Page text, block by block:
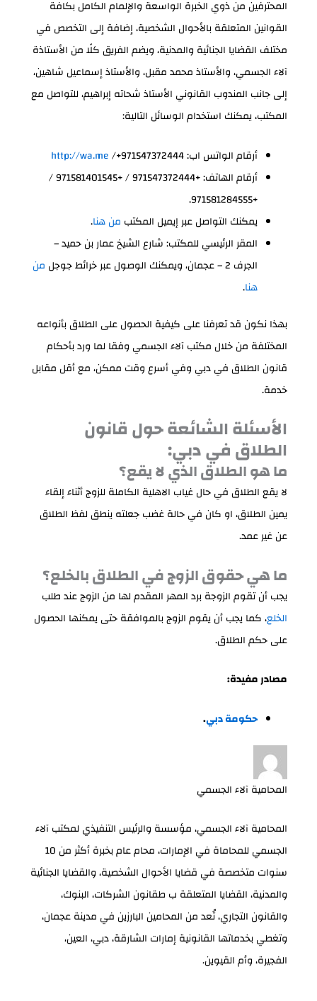
المحترفين من ذوي الخبرة الواسعة والإلمام الكامل بكافة
القوانين المتعلقة بالأحوال الشخصية، إضافة إلى التخصص في
مختلف القضايا الجنائية والمدنية، ويضم الفريق كلًا من الأستاذة
آلاء الجسمي، والأستاذ محمد مقبل، والأستاذ إسماعيل شاهين،
إلى جانب المندوب القانوني الأستاذ شحاته إبراهيم، للتواصل مع
المكتب، يمكنك استخدام الوسائل التالية:
أرقام الواتس اب: http://wa.me/+971547372444
أرقام الهاتف: +971547372444 / +971581401545 /
+971581284555.
يمكنك التواصل عبر إيميل المكتب من هنا.
المقر الرئيسي للمكتب: شارع الشيخ عمار بن حميد –
الجرف 2 – عجمان، ويمكنك الوصول عبر خرائط جوجل
من
هنا.
بهذا نكون قد تعرفنا على كيفية الحصول على الطلاق بأنواعه
المختلفة من خلال مكتب آلاء الجسمي وفقا لما ورد بأحكام
قانون الطلاق في دبي وفي أسرع وقت ممكن، مع أقل مقابل
خدمة.
الأسئلة الشائعة حول قانون
الطلاق في دبي:
ما هو الطلاق الذي لا يقع؟
لا يقع الطلاق في حال غياب الاهلية الكاملة للزوج أثناء إلقاء
يمين الطلاق، او كان في حالة غضب جعلته ينطق لفظ الطلاق
عن غير عمد.
ما هي حقوق الزوج في الطلاق بالخلع؟
يجب أن تقوم الزوجة برد المهر المقدم لها من الزوج عند طلب
الخلع، كما يجب أن يقوم الزوج بالموافقة حتى يمكنها الحصول
على حكم الطلاق.
مصادر مفيدة:
حكومة دبي.
المحامية آلاء الجسمي
المحامية آلاء الجسمي، مؤسسة والرئيس التنفيذي لمكتب آلاء
الجسمي للمحاماة في الإمارات، محام عام بخبرة أكثر من 10
سنوات متخصصة في قضايا الأحوال الشخصية، والقضايا الجنائية
والمدنية، القضايا المتعلقة ب طقانون الشركات، البنوك،
والقانون التجاري، تُعد من المحامين البارزين في مدينة عجمان،
وتغطي بخدماتها القانونية إمارات الشارقة، دبي، العين،
الفجيرة، وأم القيوين.